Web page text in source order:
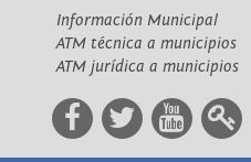
Información Municipal
ATM técnica a municipios
ATM jurídica a municipios